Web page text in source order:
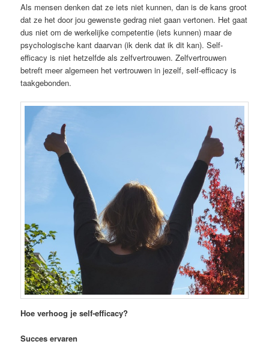
Als mensen denken dat ze iets niet kunnen, dan is de kans groot
dat ze het door jou gewenste gedrag niet gaan vertonen. Het gaat
dus niet om de werkelijke competentie (iets kunnen) maar de
psychologische kant daarvan (ik denk dat ik dit kan). Self-
efficacy is niet hetzelfde als zelfvertrouwen. Zelfvertrouwen
betreft meer algemeen het vertrouwen in jezelf, self-efficacy is
taakgebonden.
Hoe verhoog je self-efficacy?
Succes ervaren